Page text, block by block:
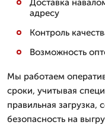
Доставка
адресу
Контроль
Возможность
Мы работаем
сроки, учитывая
правильная
безопасность на